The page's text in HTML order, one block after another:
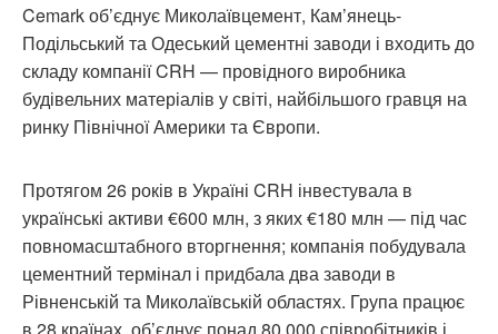
Cemark об’єднує Миколаївцемент, Кам’янець-
Подільський та Одеський цементні заводи і входить до
складу компанії CRH — провідного виробника
будівельних матеріалів у світі, найбільшого гравця на
ринку Північної Америки та Європи.
Протягом 26 років в Україні CRH інвестувала в
українські активи €600 млн, з яких €180 млн — під час
повномасштабного вторгнення; компанія побудувала
цементний термінал і придбала два заводи в
Рівненській та Миколаївській областях. Група працює
в 28 країнах, об’єднує понад 80 000 співробітників і